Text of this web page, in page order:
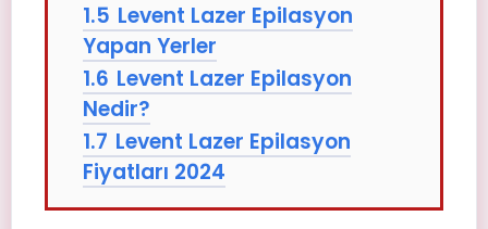
1.5 Levent Lazer Epilasyon
Yapan Yerler
1.6 Levent Lazer Epilasyon
Nedir?
1.7 Levent Lazer Epilasyon
Fiyatları 2024